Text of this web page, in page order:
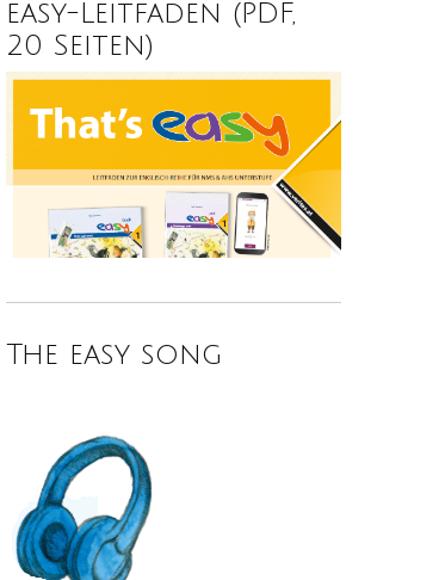
easy-Leitfaden (PDF,
20 Seiten)
The easy song